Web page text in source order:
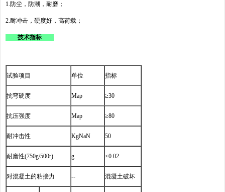
1.防尘，防潮，耐磨；
2.耐冲击，硬度好，高荷载；
技术指标
试验项目 单位 指标
抗弯硬度 Map ≥30
抗压强度 Map ≥80
耐冲击性 KgNaN 50
耐磨性(750g/500r) g ≤0.02
对混凝土的粘接力 -- 混凝土破坏